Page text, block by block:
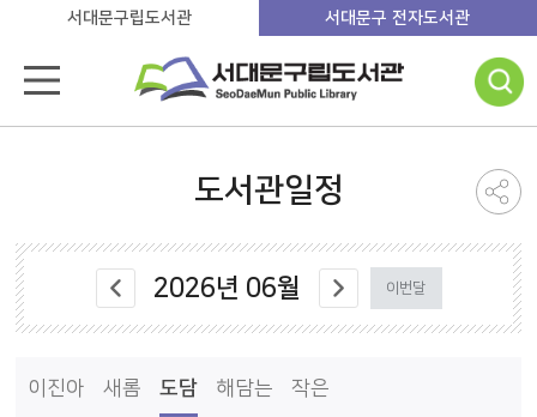
서대문구립도서관 서대문구 전자도서관
도서관일정
2026년 06월 이번달
이진아 새롬 도담 해담는 작은